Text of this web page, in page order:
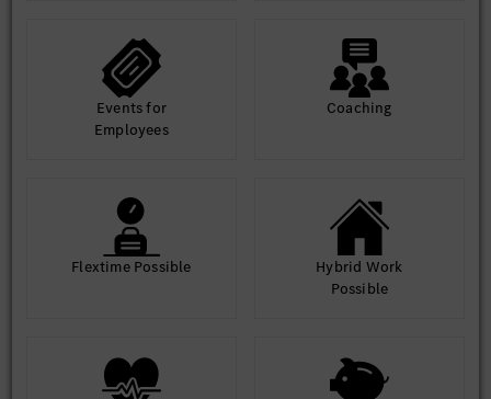
Events for
Employees
Coaching
Flextime Possible
Hybrid Work
Possible